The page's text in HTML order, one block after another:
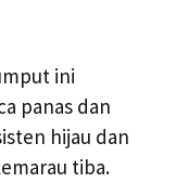
ini
panas dan
hijau dan
tiba.